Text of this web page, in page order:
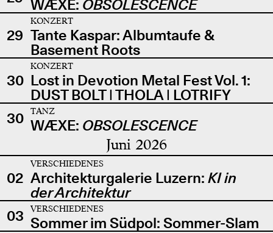
WÆXE: OBSOLESCENCE
29
KONZERT
Tante Kaspar: Albumtaufe &
Basement Roots
30
KONZERT
Lost in Devotion Metal Fest Vol. 1:
DUST BOLT | THOLA | LOTRIFY
30
TANZ
WÆXE: OBSOLESCENCE
Juni 2026
02
VERSCHIEDENES
Architekturgalerie Luzern: KI in
der Architektur
03
VERSCHIEDENES
Sommer im Südpol: Sommer-Slam